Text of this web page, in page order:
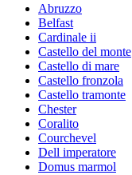
Abruzzo
Belfast
Cardinale ii
Castello del monte
Castello di mare
Castello fronzola
Castello tramonte
Chester
Coralito
Courchevel
Dell imperatore
Domus marmol